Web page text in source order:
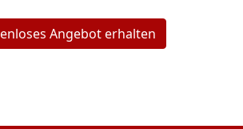
Angebot erhalten